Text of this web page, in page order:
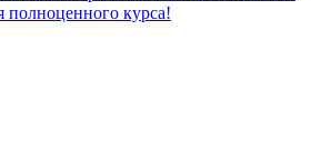
полноценного курса!